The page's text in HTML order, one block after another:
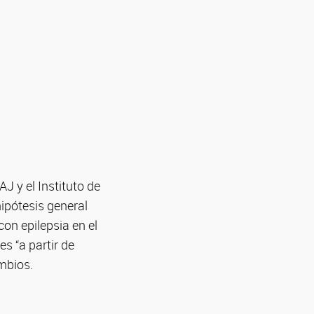
y el Instituto de
general
epilepsia en el
“a partir de